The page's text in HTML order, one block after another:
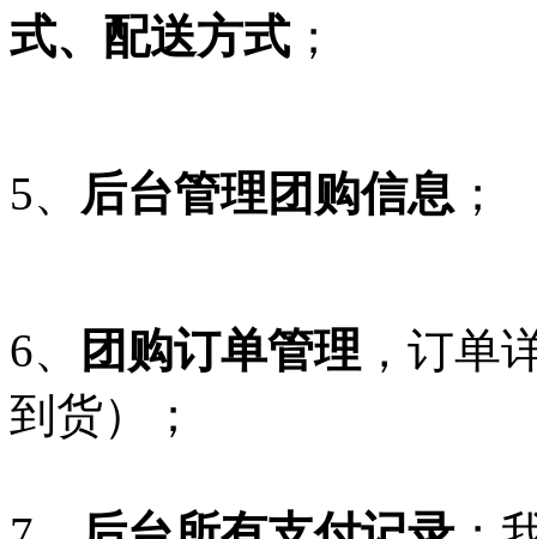
式、配送方式；
5、 后台管理团购信息 ；
6、 团购订单管理 ，订单
到货）；